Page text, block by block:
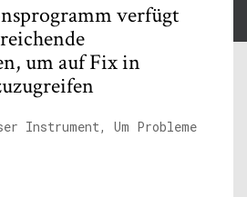
verfügt
um auf Fix in
Instrument, Um Probleme